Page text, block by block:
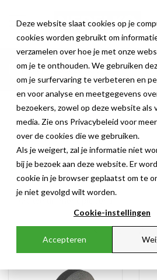
Deze website slaat cookies op je
cookies worden gebruikt om
verzamelen over hoe je met onze
om je te onthouden. We gebruiken
om je surfervaring te verbeteren en
en voor analyse en meetgegevens
bezoekers, zowel op deze website als
media. Zie ons Privacybeleid voor
over de cookies die we gebruiken.
Als je weigert, zal je informatie niet
bij je bezoek aan deze website. Er
cookie in je browser geplaatst om te
je niet gevolgd wilt worden.
Cookie-instellingen
Accepteren
Huidige
Shop